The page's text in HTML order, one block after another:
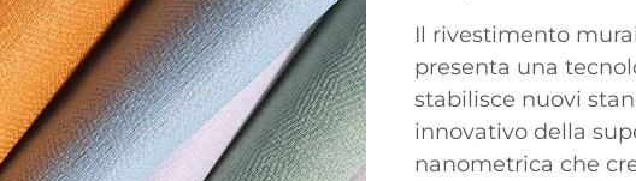
Il rivestimento
presenta una
stabilisce nuovi
innovativo della
nanometrica che